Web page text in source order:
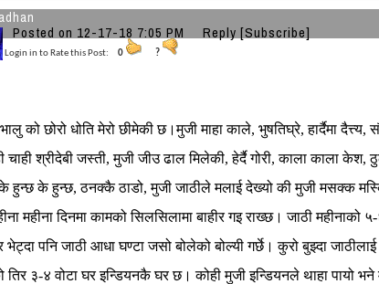
Posted on 12-17-18 7:05 PM Reply [Subscribe]
Login in to Rate this Post: 0 ?
को छोरो धोति मेरो छीमेकी छ।मुजी माहा काले, भुषतिघ्रे, हार्दैमा
चाही श्रीदेबी जस्ती, मुजी जीउ ढाल मिलेकी, हेर्दै गोरी, काला काला
हुन्छ के हुन्छ, ठनक्कै ठाडो, मुजी जाठीले मलाई देख्यो की मुजी मसक्क
महीना दिनमा कामको सिलसिलामा बाहीर गइ राख्छ। जाठी
भेट्दा पनि जाठी आधा घण्टा जसो बोलेको बोल्यी गर्छे। कुरो बुझ्दा
३-४ वोटा घर इन्डियनकै घर छ। कोही मुजी इन्डियनले थाहा पायो भने